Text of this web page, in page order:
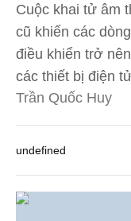
Cuộc khai tử âm
cũ khiến các
điều khiển trở
các thiết bị điện
Trần Quốc Huy
undefined